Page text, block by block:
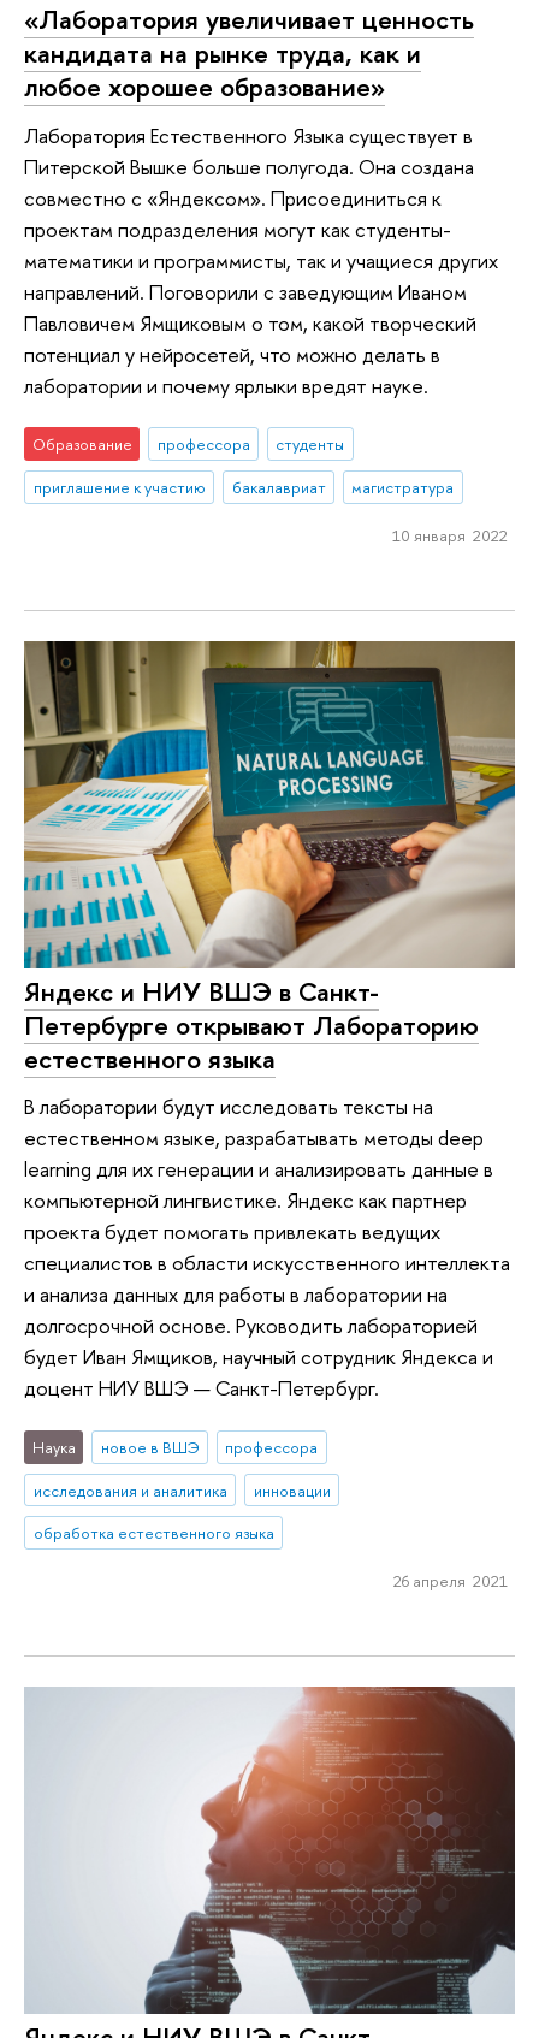
«Лаборатория увеличивает ценность
кандидата на рынке труда, как и
любое хорошее образование»
Лаборатория Естественного Языка существует в
Питерской Вышке больше полугода. Она создана
совместно с «Яндексом». Присоединиться к
проектам подразделения могут как студенты-
математики и программисты, так и учащиеся других
направлений. Поговорили с заведующим Иваном
Павловичем Ямщиковым о том, какой творческий
потенциал у нейросетей, что можно делать в
лаборатории и почему ярлыки вредят науке.
Образование профессора
студенты
приглашение к участию
бакалавриат магистратура
10 января 2022
Яндекс и НИУ ВШЭ в Санкт-
Петербурге открывают Лабораторию
естественного языка
В лаборатории будут исследовать тексты на
естественном языке, разрабатывать методы deep
learning для их генерации и анализировать данные в
компьютерной лингвистике. Яндекс как партнер
проекта будет помогать привлекать ведущих
специалистов в области искусственного интеллекта
и анализа данных для работы в лаборатории на
долгосрочной основе. Руководить лабораторией
будет Иван Ямщиков, научный сотрудник Яндекса и
доцент НИУ ВШЭ — Санкт-Петербург.
Наука новое в ВШЭ
профессора
исследования и аналитика
инновации
обработка естественного языка
26 апреля 2021